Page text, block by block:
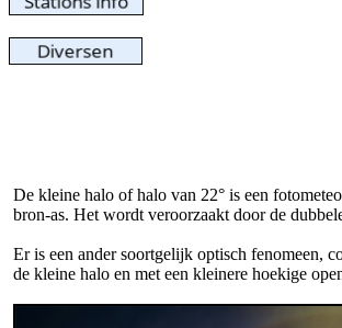
De kleine halo of halo van 22° is een
bron-as. Het wordt veroorzaakt door de
Er is een ander soortgelijk optisch fenomeen,
de kleine halo en met een kleinere hoekige